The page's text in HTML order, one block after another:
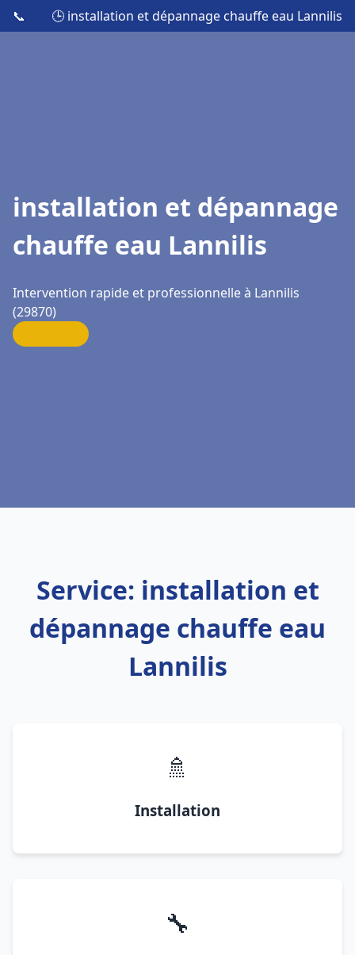
📞 🕒 installation et dépannage chauffe eau Lannilis
installation et dépannage
chauffe eau Lannilis
Intervention rapide et professionnelle à Lannilis
(29870)
Service: installation et
dépannage chauffe eau
Lannilis
🚿
Installation
🔧